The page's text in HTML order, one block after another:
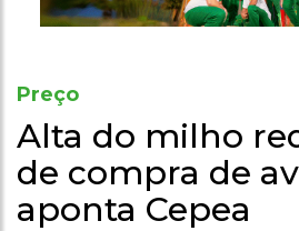
Preço
Alta do milho
de compra de
aponta Cepea